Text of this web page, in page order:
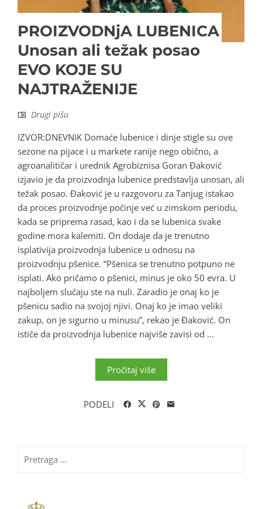
PROIZVODNjA LUBENICA
Unosan ali težak posao
EVO KOJE SU
NAJTRAŽENIJE
Drugi pišu
IZVOR:DNEVNIK Domaće lubenice i dinje stigle su ove
sezone na pijace i u markete ranije nego obično, a
agroanalitičar i urednik Agrobiznisa Goran Đaković
izjavio je da proizvodnja lubenice predstavlja unosan, ali
težak posao. Đaković je u razgovoru za Tanjug istakao
da proces proizvodnje počinje već u zimskom periodu,
kada se priprema rasad, kao i da se lubenica svake
godine mora kalemiti. On dodaje da je trenutno
isplativija proizvodnja lubenice u odnosu na
proizvodnju pšenice. “Pšenica se trenutno potpuno ne
isplati. Ako pričamo o pšenici, minus je oko 50 evra. U
najboljem slučaju ste na nuli. Zaradio je onaj ko je
pšenicu sadio na svojoj njivi. Onaj ko je imao veliki
zakup, on je sigurno u minusu”, rekao je Đaković. On
ističe da proizvodnja lubenice najviše zavisi od ...
Pročitaj više
PODELI
za: